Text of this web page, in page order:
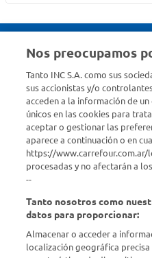
Estamos para ayudarte
¿Tenés una consulta?
Descubrí Carrefour
Conocenos
Info útil
Nos preocupamos
Tanto INC S.A. como sus
sus accionistas y/o
acceden a la información de
únicos en las cookies para
aceptar o gestionar las
aparece a continuación o en
https://www.carrefour.com.ar/
procesadas y no afectarán a
--
Tanto nosotros como
datos para proporcionar:
Almacenar o acceder a
localización geográfica